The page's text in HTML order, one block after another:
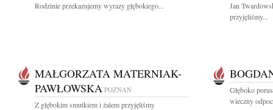
Rodzinie przekazujemy wyrazy głębokiego...
Jan
przyjęliśmy...
MAŁGORZATA MATERNIAK-
PAWŁOWSKA POZNAŃ
Z głębokim smutkiem i żalem przyjęliśmy
Głęboko
wieczny